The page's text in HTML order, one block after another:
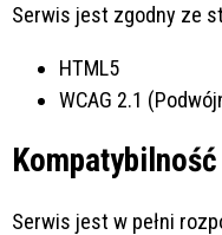
Serwis jest zgodny ze
HTML5
WCAG 2.1
Kompatybilność
Serwis jest w pełni